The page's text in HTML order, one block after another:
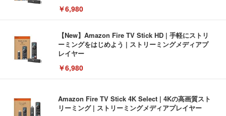
￥6,980
【New】Amazon Fire TV Stick HD | 手軽にストリ
ーミングをはじめよう | ストリーミングメディアプ
レイヤー
￥6,980
Amazon Fire TV Stick 4K Select | 4Kの高画質スト
リーミング | ストリーミングメディアプレイヤー